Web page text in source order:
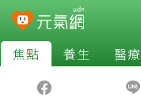
焦點 養生 醫療